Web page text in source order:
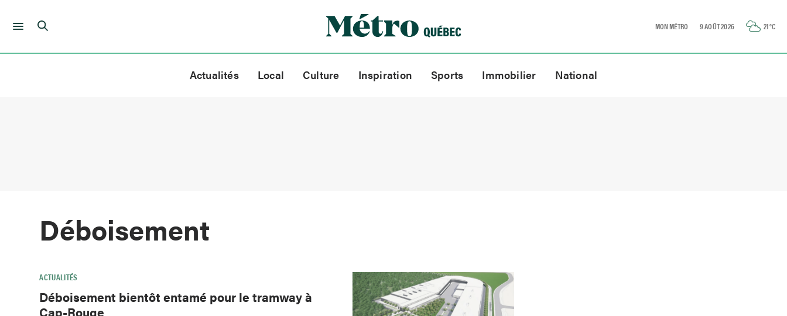
Skip
MON MÉTRO 9 AOÛT 2026 21°C
Actualités Local Culture Inspiration Sports Immobilier National
Déboisement
ACTUALITÉS
Déboisement bientôt entamé pour le tramway à
Cap-Rouge